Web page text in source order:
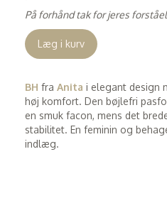
På forhånd tak for jeres
Læg i kurv
BH fra Anita i elegant design
høj komfort. Den bøjlefri
en smuk facon, mens det
stabilitet. En feminin og
indlæg.